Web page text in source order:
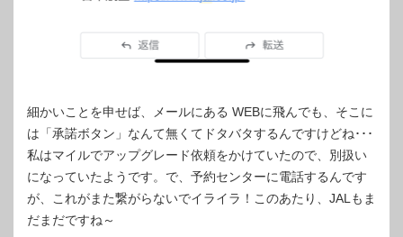
細かいことを申せば、メールにある WEBに飛んでも、そこに
は「承諾ボタン」なんて無くてドタバタするんですけどね･･･
私はマイルでアップグレード依頼をかけていたので、別扱い
になっていたようです。で、予約センターに電話するんです
が、これがまた繋がらないでイライラ！このあたり、JALもま
だまだですね～